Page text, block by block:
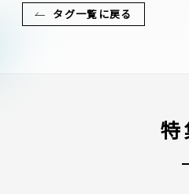
タグ一覧に戻る
特